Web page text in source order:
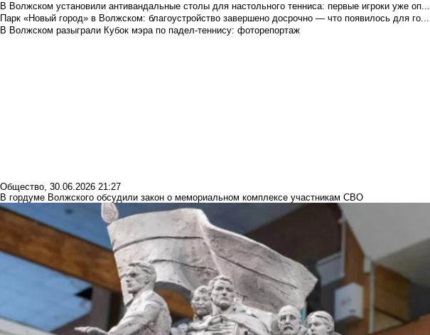
В Волжском установили антивандальные столы для настольного тенниса: первые игроки уже оп...
Парк «Новый город» в Волжском: благоустройство завершено досрочно — что появилось для го...
В Волжском разыграли Кубок мэра по падел-теннису: фоторепортаж
Общество, 30.06.2026 21:27
В гордуме Волжского обсудили закон о мемориальном комплексе участникам СВО